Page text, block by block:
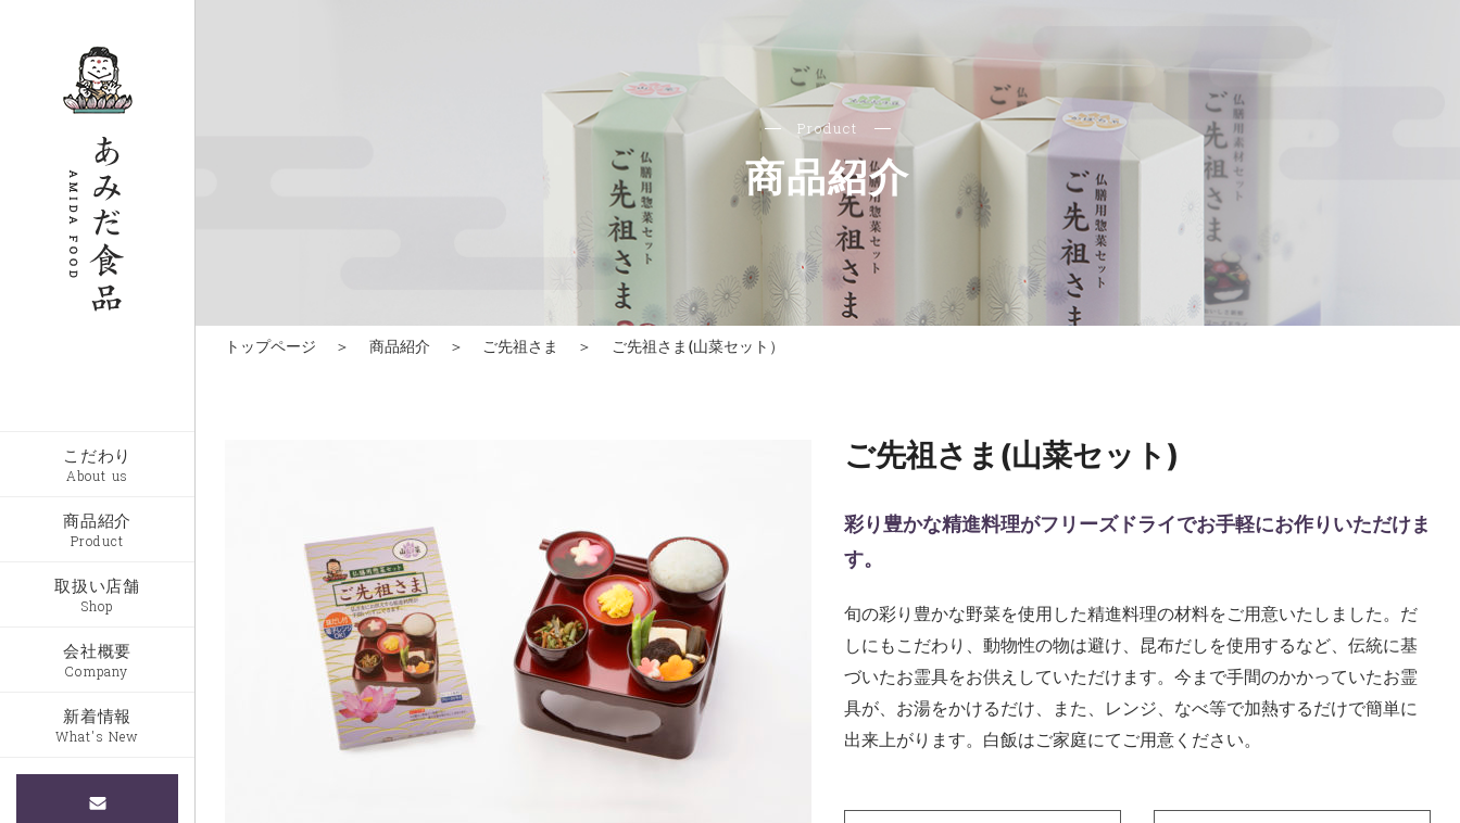
こだわり
About us
商品紹介
Product
取扱い店舗
Shop
会社概要
Company
新着情報
What's New
Product
商品紹介
トップページ ＞ 商品紹介 ＞ ご先祖さま ＞ ご先祖さま(山菜セット）
ご先祖さま(山菜セット)
彩り豊かな精進料理がフリーズドライでお手軽にお作りいただけま
す。
旬の彩り豊かな野菜を使用した精進料理の材料をご用意いたしました。だ
しにもこだわり、動物性の物は避け、昆布だしを使用するなど、伝統に基
づいたお霊具をお供えしていただけます。今まで手間のかかっていたお霊
具が、お湯をかけるだけ、また、レンジ、なべ等で加熱するだけで簡単に
出来上がります。白飯はご家庭にてご用意ください。